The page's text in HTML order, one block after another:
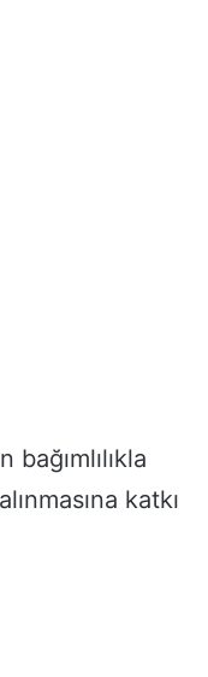
katkı